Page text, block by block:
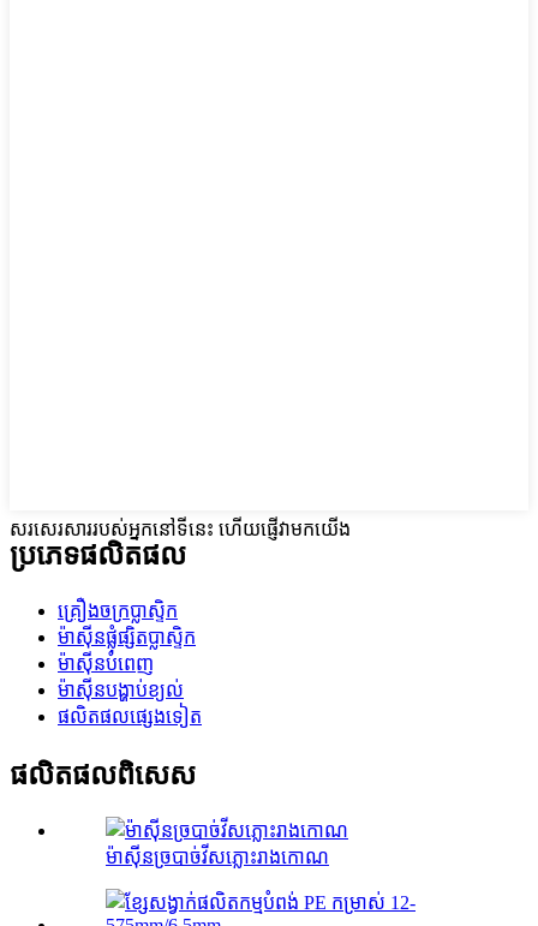
សរសេរសាររបស់អ្នកនៅទីនេះ ហើយផ្ញើវាមកយើង
ប្រភេទផលិតផល
គ្រឿងចក្រប្លាស្ទិក
ម៉ាស៊ីនផ្លុំផ្សិតប្លាស្ទិក
ម៉ាស៊ីនបំពេញ
ម៉ាស៊ីនបង្ហាប់ខ្យល់
ផលិតផលផ្សេងទៀត
ផលិតផល​ពិសេស
ម៉ាស៊ីនច្របាច់វីសភ្លោះរាងកោណ